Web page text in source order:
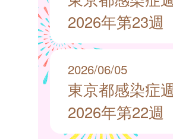
2026年第23週
2026/06/05
東京都感染症
2026年第22週